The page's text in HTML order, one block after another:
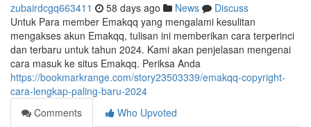
zubairdcgq663411 58 days ago News
Discuss
Untuk Para member Emakqq yang mengalami kesulitan
mengakses akun Emakqq, tulisan ini memberikan cara terperinci
dan terbaru untuk tahun 2024. Kami akan penjelasan mengenai
cara masuk ke situs Emakqq. Periksa Anda
https://bookmarkrange.com/story23503339/emakqq-copyright-
cara-lengkap-paling-baru-2024
Comments
Who Upvoted